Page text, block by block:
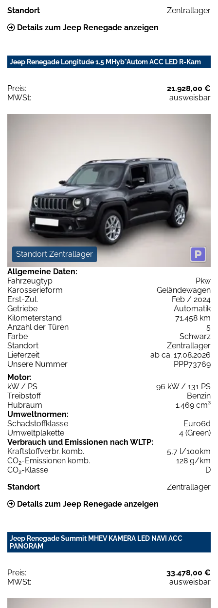
Standort
Zentrallager
Details zum Jeep Renegade anzeigen
Jeep Renegade Longitude 1.5 MHyb*Autom ACC LED R-Kam
Preis:
21.928,00 €
MWSt:
ausweisbar
Standort Zentrallager
Allgemeine Daten:
Fahrzeugtyp
Pkw
Karosserieform
Geländewagen
Erst-Zul.
Feb / 2024
Getriebe
Automatik
Kilometerstand
71.458 km
Anzahl der Türen
5
Farbe
Schwarz
Standort
Zentrallager
Lieferzeit
ab ca. 17.08.2026
Unsere Nummer
PPP73769
Motor:
kW / PS
96 kW / 131 PS
Treibstoff
Benzin
Hubraum
1.469 cm³
Umweltnormen:
Schadstoffklasse
Euro6d
Umweltplakette
4 (Green)
Verbrauch und Emissionen nach WLTP:
Kraftstoffverbr. komb.
5,7 l/100km
CO2-Emissionen komb.
128 g/km
CO2-Klasse
D
Standort
Zentrallager
Details zum Jeep Renegade anzeigen
Jeep Renegade Summit MHEV KAMERA LED NAVI ACC
PANORAM
Preis:
33.478,00 €
MWSt:
ausweisbar